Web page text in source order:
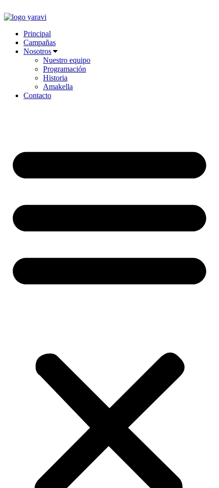
al
Principal
Campañas
Nosotros
Nuestro equipo
Programación
Historia
Amakella
Contacto